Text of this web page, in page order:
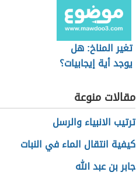
تغير المناخ: هل
يوجد أية إيجابيات؟
مقالات منوعة
ترتيب الانبياء والرسل
كيفية انتقال الماء في النبات
جابر بن عبد الله